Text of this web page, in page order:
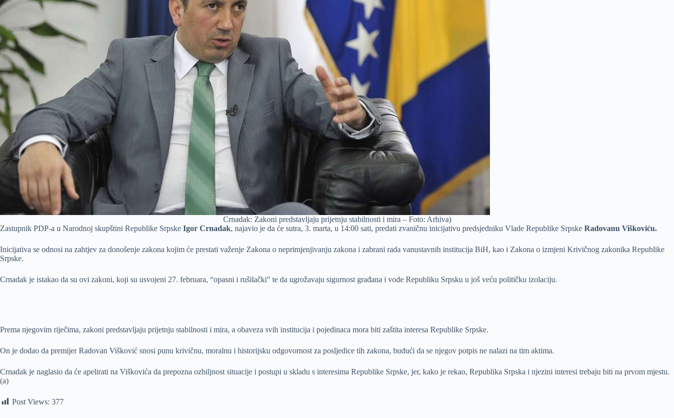
Crnadak: Zakoni predstavljaju prijetnju stabilnosti i mira – Foto: Arhiva)
Zastupnik PDP-a u Narodnoj skupštini Republike Srpske Igor Crnadak, najavio je da će sutra, 3. marta, u 14:00 sati, predati zvaničnu inicijativu predsjedniku Vlade Republike Srpske Radovanu Viškoviću.
Inicijativa se odnosi na zahtjev za donošenje zakona kojim će prestati važenje Zakona o neprimjenjivanju zakona i zabrani rada vanustavnih institucija BiH, kao i Zakona o izmjeni Krivičnog zakonika Republike
Srpske.
Crnadak je istakao da su ovi zakoni, koji su usvojeni 27. februara, “opasni i rušilački” te da ugrožavaju sigurnost građana i vode Republiku Srpsku u još veću političku izolaciju.
Prema njegovim riječima, zakoni predstavljaju prijetnju stabilnosti i mira, a obaveza svih institucija i pojedinaca mora biti zaštita interesa Republike Srpske.
On je dodao da premijer Radovan Višković snosi punu krivičnu, moralnu i historijsku odgovornost za posljedice tih zakona, budući da se njegov potpis ne nalazi na tim aktima.
Crnadak je naglasio da će apelirati na Viškovića da prepozna ozbiljnost situacije i postupi u skladu s interesima Republike Srpske, jer, kako je rekao, Republika Srpska i njezini interesi trebaju biti na prvom mjestu.
(a)
Post Views: 377